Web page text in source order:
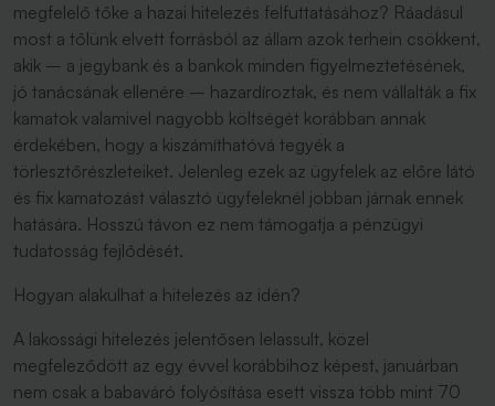
megfelelő tőke a hazai hitelezés felfuttatásához? Ráadásul
most a tőlünk elvett forrásból az állam azok terhein csökkent,
akik – a jegybank és a bankok minden figyelmeztetésének,
jó tanácsának ellenére – hazardíroztak, és nem vállalták a fix
kamatok valamivel nagyobb költségét korábban annak
érdekében, hogy a kiszámíthatóvá tegyék a
törlesztőrészleteiket. Jelenleg ezek az ügyfelek az előre látó
és fix kamatozást választó ügyfeleknél jobban járnak ennek
hatására. Hosszú távon ez nem támogatja a pénzügyi
tudatosság fejlődését.
Hogyan alakulhat a hitelezés az idén?
A lakossági hitelezés jelentősen lelassult, közel
megfeleződött az egy évvel korábbihoz képest, januárban
nem csak a babaváró folyósítása esett vissza több mint 70